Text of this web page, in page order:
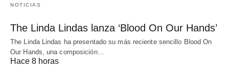
NOTICIAS
The Linda Lindas lanza ‘Blood On Our Hands’
The Linda Lindas ha presentado su más reciente sencillo Blood On
Our Hands, una composición…
Hace 8 horas